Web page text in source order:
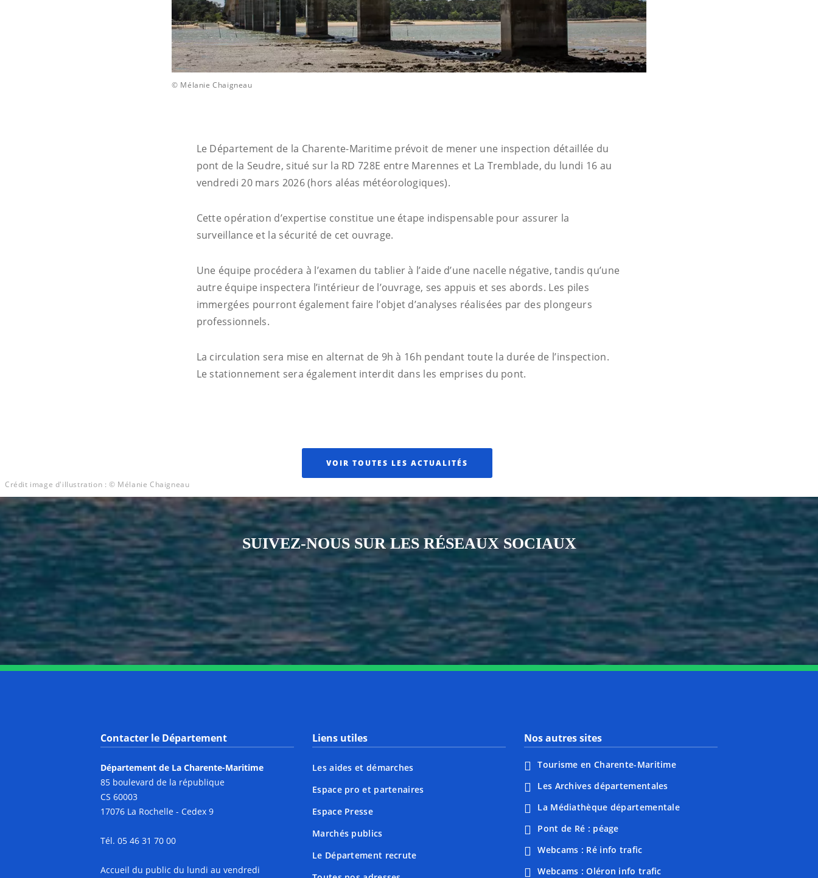
© Mélanie Chaigneau
Le Département de la Charente-Maritime prévoit de mener une inspection détaillée du
pont de la Seudre, situé sur la RD 728E entre Marennes et La Tremblade, du lundi 16 au
vendredi 20 mars 2026 (hors aléas météorologiques).
Cette opération d’expertise constitue une étape indispensable pour assurer la
surveillance et la sécurité de cet ouvrage.
Une équipe procédera à l’examen du tablier à l’aide d’une nacelle négative, tandis qu’une
autre équipe inspectera l’intérieur de l’ouvrage, ses appuis et ses abords. Les piles
immergées pourront également faire l’objet d’analyses réalisées par des plongeurs
professionnels.
La circulation sera mise en alternat de 9h à 16h pendant toute la durée de l’inspection.
Le stationnement sera également interdit dans les emprises du pont.
VOIR TOUTES LES ACTUALITÉS
Crédit image d'illustration : © Mélanie Chaigneau
SUIVEZ-NOUS SUR LES RÉSEAUX SOCIAUX
Notre page Instagram
Notre page Facebook
Notre page XNotre page Tiktok
Notre page Linkedin
Notre page Youtube
Contacter le Département
Département de La Charente-Maritime
85 boulevard de la république
CS 60003
17076 La Rochelle - Cedex 9
Tél. 05 46 31 70 00
Accueil du public du lundi au vendredi
Liens utiles
Les aides et démarches
Espace pro et partenaires
Espace Presse
Marchés publics
Le Département recrute
Nos autres sites
Tourisme en Charente-Maritime
Les Archives départementales
La Médiathèque départementale
Pont de Ré : péage
Webcams : Ré info trafic
Webcams : Oléron info trafic